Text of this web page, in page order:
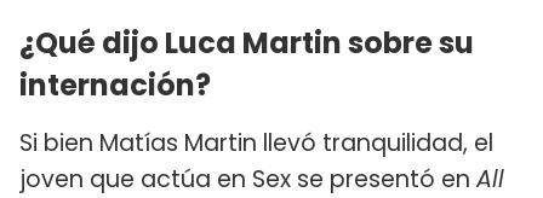
¿Qué dijo Luca Martin sobre su
internación?
Si bien Matías Martin llevó tranquilidad, el
joven que actúa en Sex se presentó enAll